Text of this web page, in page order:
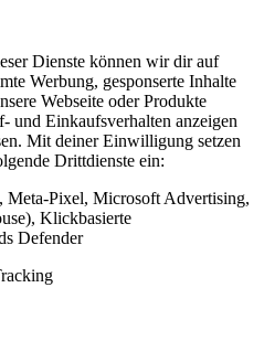
Dienste können wir dir auf
Werbung, gesponserte Inhalte
Webseite oder Produkte
und Einkaufsverhalten anzeigen
Mit deiner Einwilligung setzen
Drittdienste ein:
Meta-Pixel, Microsoft Advertising,
Klickbasierte
Defender